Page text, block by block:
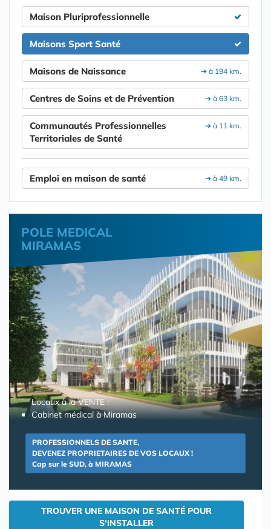
Maison Pluriprofessionnelle
Maisons Sport Santé
➔ à 194 km.
Maisons de Naissance
➔ à 63 km.
Centres de Soins et de Prévention
➔ à 11 km.
Communautés Professionnelles
Territoriales de Santé
➔ à 49 km.
Emploi en maison de santé
POLE MEDICAL
MIRAMAS
Locaux à la VENTE :
Cabinet médical à Miramas
PROFESSIONNELS DE SANTE,
DEVENEZ PROPRIETAIRES DE VOS LOCAUX !
Cap sur le SUD, à MIRAMAS
TROUVER UNE MAISON DE SANTÉ POUR
S'INSTALLER